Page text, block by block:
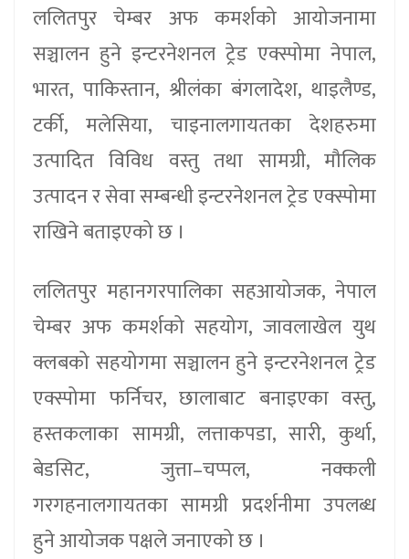
ललितपुर चेम्बर अफ कमर्शको आयोजनामा
सञ्चालन हुने इन्टरनेशनल ट्रेड एक्स्पोमा नेपाल,
भारत, पाकिस्तान, श्रीलंका बंगलादेश, थाइलैण्ड,
टर्की, मलेसिया, चाइनालगायतका देशहरुमा
उत्पादित विविध वस्तु तथा सामग्री, मौलिक
उत्पादन र सेवा सम्बन्धी इन्टरनेशनल ट्रेड एक्स्पोमा
राखिने बताइएको छ ।
ललितपुर महानगरपालिका सहआयोजक, नेपाल
चेम्बर अफ कमर्शको सहयोग, जावलाखेल युथ
क्लबको सहयोगमा सञ्चालन हुने इन्टरनेशनल ट्रेड
एक्स्पोमा फर्निचर, छालाबाट बनाइएका वस्तु,
हस्तकलाका सामग्री, लत्ताकपडा, सारी, कुर्था,
बेडसिट, जुत्ता–चप्पल, नक्कली
गरगहनालगायतका सामग्री प्रदर्शनीमा उपलब्ध
हुने आयोजक पक्षले जनाएको छ ।